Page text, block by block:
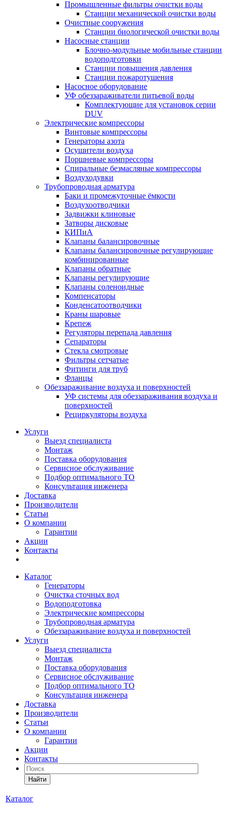
Промышленные фильтры очистки воды
Станции механической очистки воды
Очистные сооружения
Станции биологической очистки воды
Насосные станции
Блочно-модульные мобильные станции
водоподготовки
Станции повышения давления
Станции пожаротушения
Насосное оборудование
УФ обеззараживатели питьевой воды
Комплектующие для установок серии
DUV
Электрические компрессоры
Винтовые компрессоры
Генераторы азота
Осушители воздуха
Поршневые компрессоры
Спиральные безмасляные компрессоры
Воздуходувки
Трубопроводная арматура
Баки и промежуточные ёмкости
Воздухоотводчики
Задвижки клиновые
Затворы дисковые
КИПиА
Клапаны балансировочные
Клапаны балансировочные регулирующие
комбинированные
Клапаны обратные
Клапаны регулирующие
Клапаны соленоидные
Компенсаторы
Конденсатоотводчики
Краны шаровые
Крепеж
Регуляторы перепада давления
Сепараторы
Стекла смотровые
Фильтры сетчатые
Фитинги для труб
Фланцы
Обеззараживание воздуха и поверхностей
УФ системы для обеззараживания воздуха и
поверхностей
Рециркуляторы воздуха
Услуги
Выезд специалиста
Монтаж
Поставка оборудования
Сервисное обслуживание
Подбор оптимального ТО
Консультация инженера
Доставка
Производители
Статьи
О компании
Гарантии
Акции
Контакты
Каталог
Генераторы
Очистка сточных вод
Водоподготовка
Электрические компрессоры
Трубопроводная арматура
Обеззараживание воздуха и поверхностей
Услуги
Выезд специалиста
Монтаж
Поставка оборудования
Сервисное обслуживание
Подбор оптимального ТО
Консультация инженера
Доставка
Производители
Статьи
О компании
Гарантии
Акции
Контакты
Найти
Каталог